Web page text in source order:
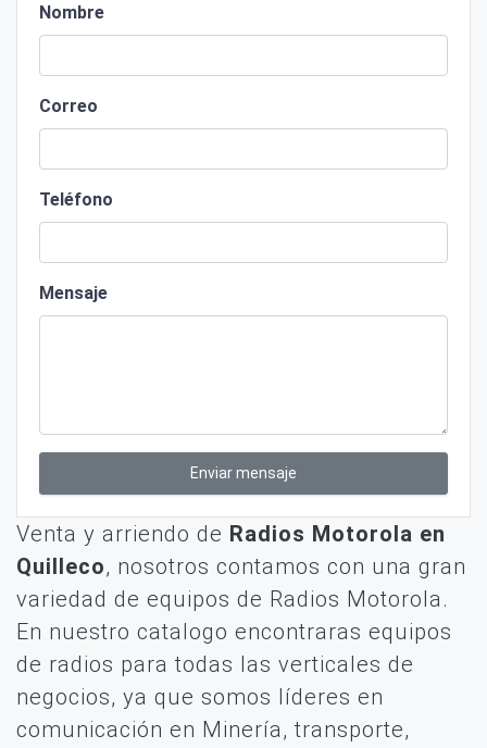
Nombre
Correo
Teléfono
Mensaje
Enviar mensaje
Venta y arriendo de Radios Motorola en
Quilleco, nosotros contamos con una gran
variedad de equipos de Radios Motorola.
En nuestro catalogo encontraras equipos
de radios para todas las verticales de
negocios, ya que somos líderes en
comunicación en Minería, transporte,